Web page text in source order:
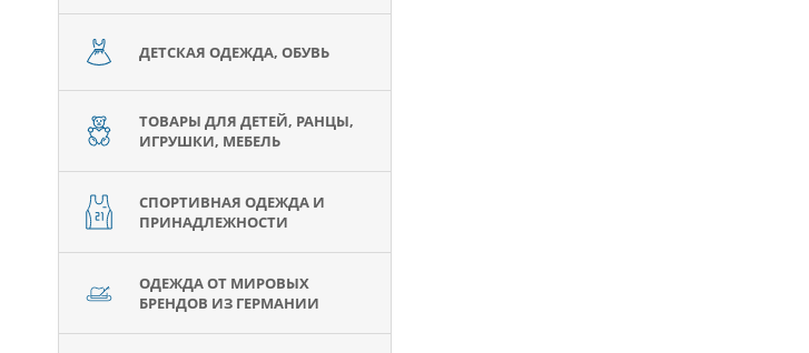
ДЕТСКАЯ ОДЕЖДА, ОБУВЬ
ТОВАРЫ ДЛЯ ДЕТЕЙ, РАНЦЫ,
ИГРУШКИ, МЕБЕЛЬ
СПОРТИВНАЯ ОДЕЖДА И
ПРИНАДЛЕЖНОСТИ
ОДЕЖДА ОТ МИРОВЫХ
БРЕНДОВ ИЗ ГЕРМАНИИ